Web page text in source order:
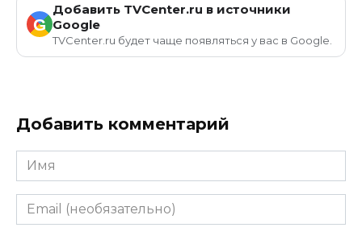
G
Добавить TVCenter.ru в источники
Google
TVCenter.ru будет чаще появляться у вас в Google.
Добавить комментарий
Имя
Email
(необязательно)